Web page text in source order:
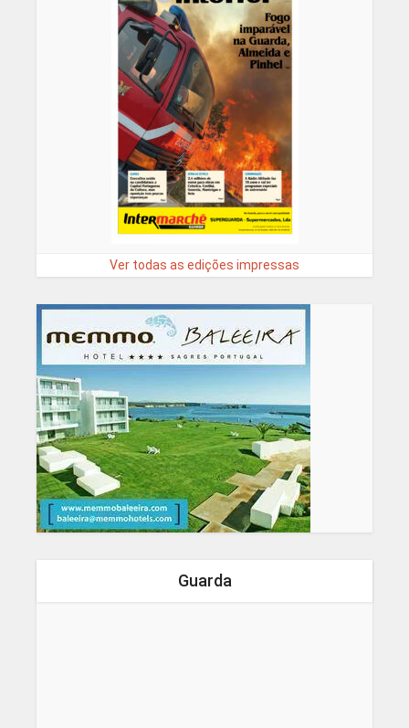
Ver todas as edições impressas
Guarda